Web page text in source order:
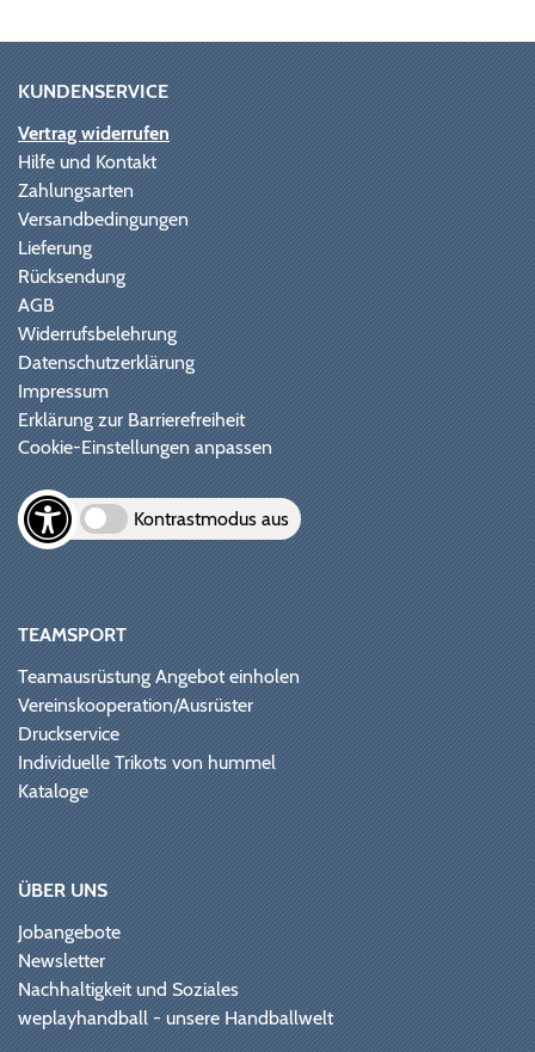
KUNDENSERVICE
Vertrag widerrufen
Hilfe und Kontakt
Zahlungsarten
Versandbedingungen
Lieferung
Rücksendung
AGB
Widerrufsbelehrung
Datenschutzerklärung
Impressum
Erklärung zur Barrierefreiheit
Cookie-Einstellungen anpassen
Kontrastmodus aus
TEAMSPORT
Teamausrüstung Angebot einholen
Vereinskooperation/Ausrüster
Druckservice
Individuelle Trikots von hummel
Kataloge
ÜBER UNS
Jobangebote
Newsletter
Nachhaltigkeit und Soziales
weplayhandball - unsere Handballwelt